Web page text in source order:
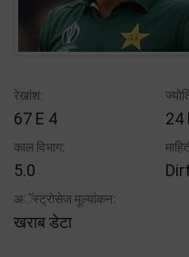
रेखांश:
67 E 4 24
काल विभाग:
5.0
अॅस्ट्रोसेज मूल्यांकन:
खराब डेटा